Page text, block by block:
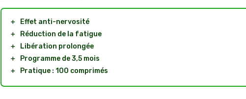
＋
Effet anti-nervosité
＋
Réduction de la fatigue
＋
Libération prolongée
＋
Programme de 3,5 mois
＋
Pratique : 100 comprimés